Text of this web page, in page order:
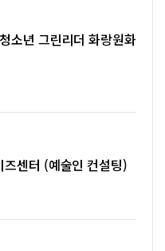
소년 그린리더 화랑원화
센터 (예술인 컨설팅)